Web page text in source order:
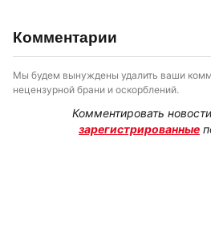
Комментарии
Мы будем вынуждены удалить ваши
нецензурной брани и оскорблений.
Комментировать
зарегистрированные